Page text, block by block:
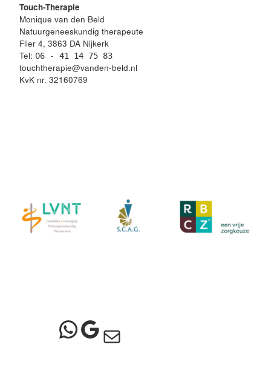
Touch-Therapie
Monique van den Beld
Natuurgeneeskundig therapeute
Flier 4, 3863 DA Nijkerk
Tel: 06 - 41 14 75 83
touchtherapie@vanden-beld.nl
KvK nr. 32160769
WhatsApp
https://
Mail